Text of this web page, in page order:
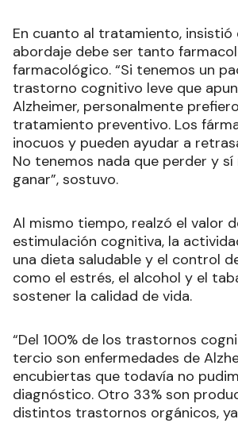
En cuanto al tratamiento, insistió
abordaje debe ser tanto
farmacológico. “Si tenemos un
trastorno cognitivo leve que
Alzheimer, personalmente
tratamiento preventivo. Los
inocuos y pueden ayudar a
No tenemos nada que perder y
ganar”, sostuvo.
Al mismo tiempo, realzó el valor
estimulación cognitiva, la
una dieta saludable y el control
como el estrés, el alcohol y el
sostener la calidad de vida.
“Del 100% de los trastornos
tercio son enfermedades de
encubiertas que todavía no
diagnóstico. Otro 33% son
distintos trastornos orgánicos,